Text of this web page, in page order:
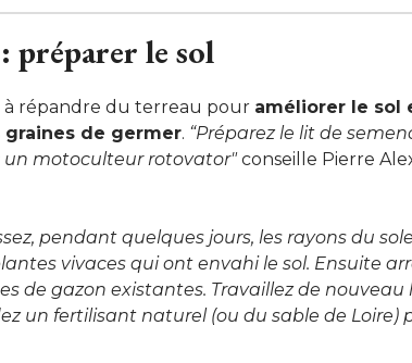
préparer le sol
à répandre du terreau pour améliorer le sol
de germer. “Préparez le lit de
motoculteur rotovator" conseille Pierre
pendant quelques jours, les rayons du
vivaces qui ont envahi le sol. Ensuite
de gazon existantes. Travaillez de nouveau
un fertilisant naturel (ou du sable de Loire)